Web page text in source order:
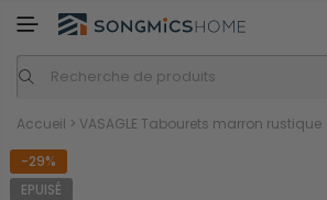
Accueil > VASAGLE Tabourets marron rustique
-29%
EPUISÉ
HOME Inspiration